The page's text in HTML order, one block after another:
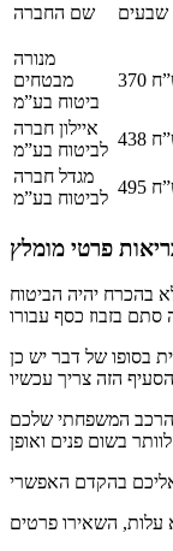
שם החברה שבעים
מנורה
מבטחים
ביטוח בע”מ
ש”ח
איילון חברה
לביטוח בע”מ
ש”ח
מגדל חברה
לביטוח בע”מ
ש”ח
בהכרח יהיה הביטוח
בסופו של דבר יש כן
המשפחתי שלכם